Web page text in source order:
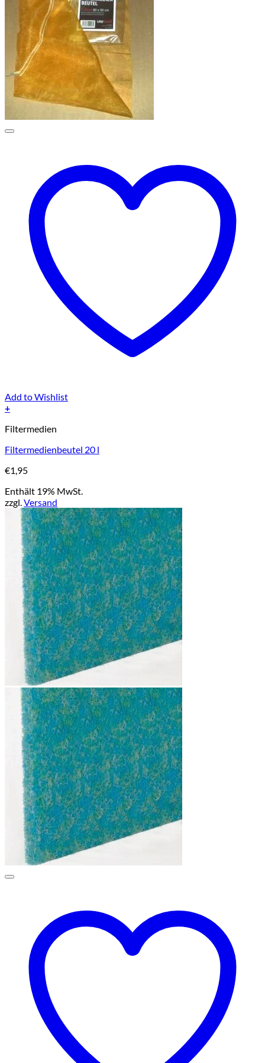
Add to Wishlist
+
Filtermedien
Filtermedienbeutel 20 l
€1,95
Enthält 19% MwSt.
zzgl.Versand